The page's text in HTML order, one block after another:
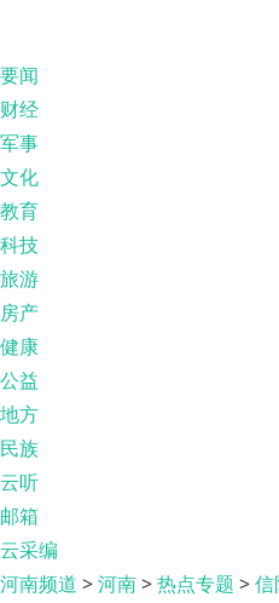
要闻
财经
军事
文化
教育
科技
旅游
房产
健康
公益
地方
民族
云听
邮箱
云采编
河南频道 >河南>热点专题 >信